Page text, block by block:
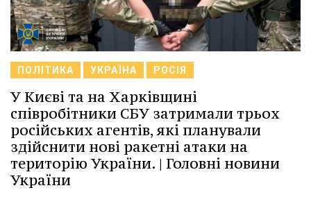
ПОЛІТИКА УКРАЇНА РОСІЯ
У Києві та на Харківщині
співробітники СБУ затримали трьох
російських агентів, які планували
здійснити нові ракетні атаки на
територію України. | Головні новини
України